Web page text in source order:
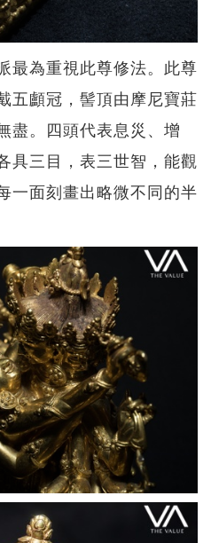
最為重視此尊修法。此尊
五顱冠，髻頂由摩尼寶莊
盡。四頭代表息災、增
具三目，表三世智，能觀
一面刻畫出略微不同的半